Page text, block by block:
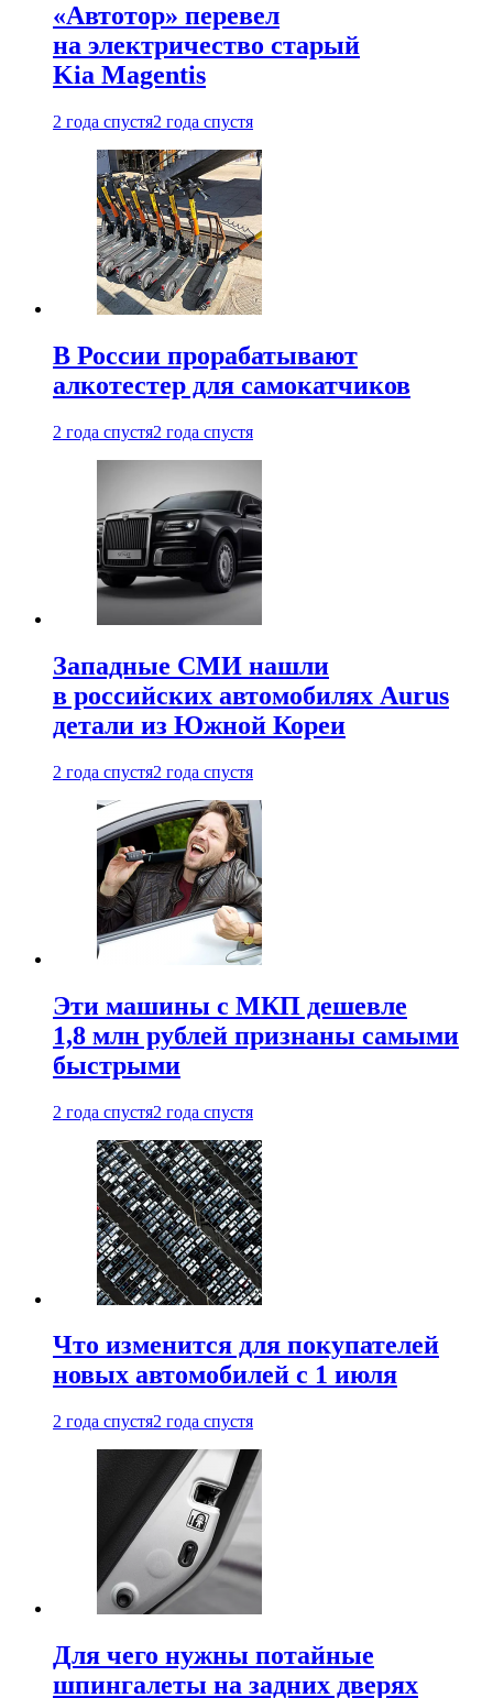
«Автотор» перевел
на электричество старый
Kia Magentis
2 года спустя2 года спустя
В России прорабатывают
алкотестер для самокатчиков
2 года спустя2 года спустя
Западные СМИ нашли
в российских автомобилях Aurus
детали из Южной Кореи
2 года спустя2 года спустя
Эти машины с МКП дешевле
1,8 млн рублей признаны самыми
быстрыми
2 года спустя2 года спустя
Что изменится для покупателей
новых автомобилей с 1 июля
2 года спустя2 года спустя
Для чего нужны потайные
шпингалеты на задних дверях